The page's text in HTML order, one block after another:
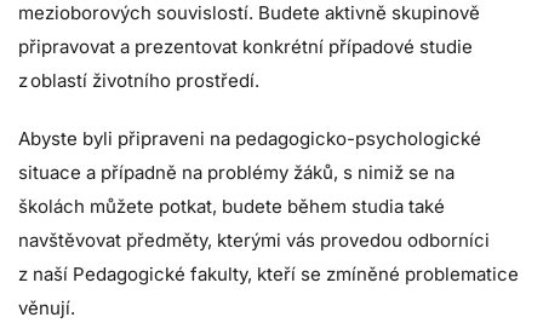
mezioborových souvislostí. Budete aktivně skupinově
připravovat a prezentovat konkrétní případové studie
z oblastí životního prostředí.
Abyste byli připraveni na pedagogicko-psychologické
situace a případně na problémy žáků, s nimiž se na
školách můžete potkat, budete během studia také
navštěvovat předměty, kterými vás provedou odborníci
z naší Pedagogické fakulty, kteří se zmíněné problematice
věnují.